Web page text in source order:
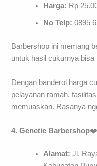
Harga: Rp
No Telp: 0895
Barbershop ini memang
untuk hasil cukurnya bisa
Dengan banderol harga
pelayanan ramah,
memuaskan. Rasanya
4. Genetic Barbershop❤️
Alamat: Jl.